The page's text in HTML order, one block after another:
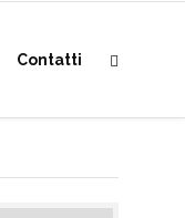
Contatti